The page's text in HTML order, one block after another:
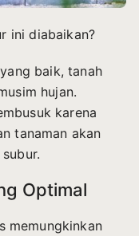
ini diabaikan?
baik, tanah
hujan.
karena
tanaman akan
Optimal
memungkinkan